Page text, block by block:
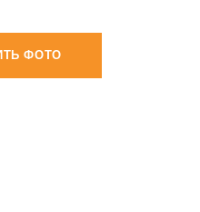
ФОТО